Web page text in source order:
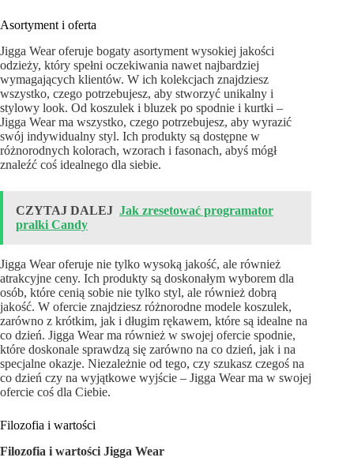
Asortyment i oferta
Jigga Wear oferuje bogaty asortyment wysokiej jakości
odzieży, który spełni oczekiwania nawet najbardziej
wymagających klientów. W ich kolekcjach znajdziesz
wszystko, czego potrzebujesz, aby stworzyć unikalny i
stylowy look. Od koszulek i bluzek po spodnie i kurtki –
Jigga Wear ma wszystko, czego potrzebujesz, aby wyrazić
swój indywidualny styl. Ich produkty są dostępne w
różnorodnych kolorach, wzorach i fasonach, abyś mógł
znaleźć coś idealnego dla siebie.
CZYTAJ DALEJ Jak zresetować programator
pralki Candy
Jigga Wear oferuje nie tylko wysoką jakość, ale również
atrakcyjne ceny. Ich produkty są doskonałym wyborem dla
osób, które cenią sobie nie tylko styl, ale również dobrą
jakość. W ofercie znajdziesz różnorodne modele koszulek,
zarówno z krótkim, jak i długim rękawem, które są idealne na
co dzień. Jigga Wear ma również w swojej ofercie spodnie,
które doskonale sprawdzą się zarówno na co dzień, jak i na
specjalne okazje. Niezależnie od tego, czy szukasz czegoś na
co dzień czy na wyjątkowe wyjście – Jigga Wear ma w swojej
ofercie coś dla Ciebie.
Filozofia i wartości
Filozofia i wartości Jigga Wear